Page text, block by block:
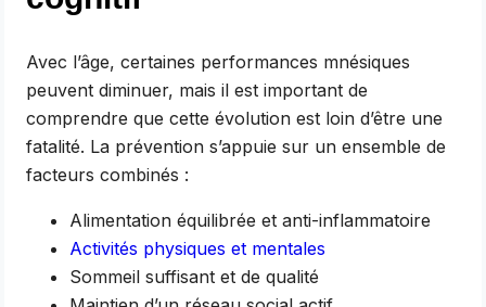
Avec l’âge, certaines performances mnésiques
peuvent diminuer, mais il est important de
comprendre que cette évolution est loin d’être une
fatalité. La prévention s’appuie sur un ensemble de
facteurs combinés :
Alimentation équilibrée et anti-inflammatoire
Activités physiques et mentales
Sommeil suffisant et de qualité